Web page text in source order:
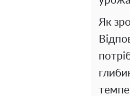
Як